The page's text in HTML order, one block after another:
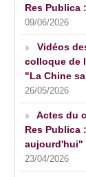
Res Publica
09/06/2026
Vidéos
colloque de
"La Chine
26/05/2026
Actes du
Res Publica
aujourd'hui"
23/04/2026